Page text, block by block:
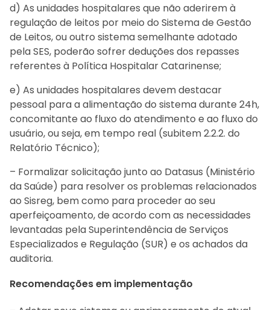
d) As unidades hospitalares que não aderirem à
regulação de leitos por meio do Sistema de Gestão
de Leitos, ou outro sistema semelhante adotado
pela SES, poderão sofrer deduções dos repasses
referentes à Política Hospitalar Catarinense;
e) As unidades hospitalares devem destacar
pessoal para a alimentação do sistema durante 24h,
concomitante ao fluxo do atendimento e ao fluxo do
usuário, ou seja, em tempo real (subitem 2.2.2. do
Relatório Técnico);
– Formalizar solicitação junto ao Datasus (Ministério
da Saúde) para resolver os problemas relacionados
ao Sisreg, bem como para proceder ao seu
aperfeiçoamento, de acordo com as necessidades
levantadas pela Superintendência de Serviços
Especializados e Regulação (SUR) e os achados da
auditoria.
Recomendações em implementação